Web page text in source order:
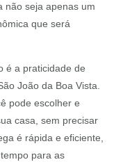
não seja apenas um
que será
é a praticidade de
João da Boa Vista.
pode escolher e
casa, sem precisar
é rápida e eficiente,
para as